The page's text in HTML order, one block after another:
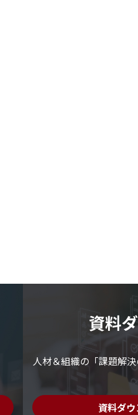
資料
人材＆組織の「課題解
資料ダ